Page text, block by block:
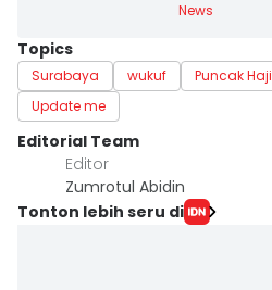
News
Topics
Surabaya wukuf Puncak Haji
Update me
Editorial Team
Editor
Zumrotul Abidin
Tonton lebih seru di